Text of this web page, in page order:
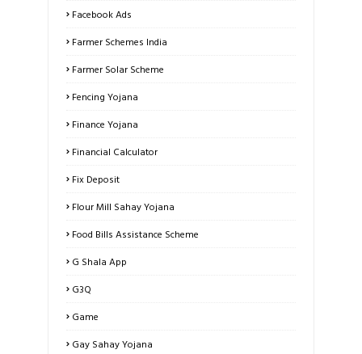
Facebook Ads
Farmer Schemes India
Farmer Solar Scheme
Fencing Yojana
Finance Yojana
Financial Calculator
Fix Deposit
Flour Mill Sahay Yojana
Food Bills Assistance Scheme
G Shala App
G3Q
Game
Gay Sahay Yojana